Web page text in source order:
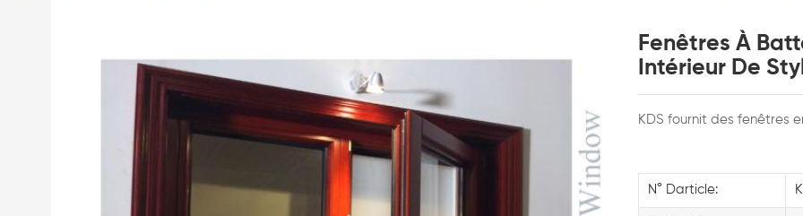
Fenêtres À
Intérieur De
KDS fournit des fenêtres
N° Darticle: